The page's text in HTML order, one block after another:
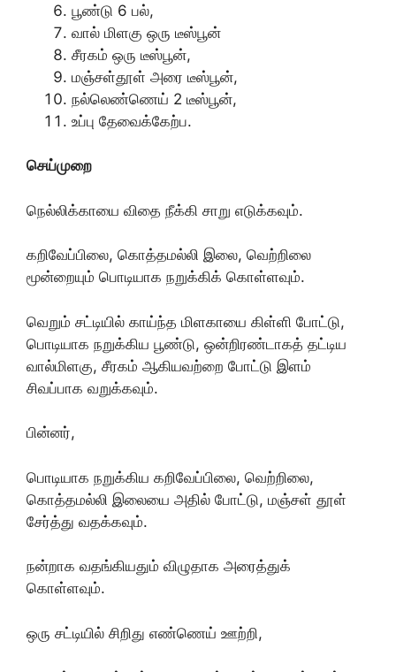
பூண்டு 6 பல்,
வால் மிளகு ஒரு டீஸ்பூன்
சீரகம் ஒரு டீஸ்பூன்,
மஞ்சள்தூள் அரை டீஸ்பூன்,
நல்லெண்ணெய் 2 டீஸ்பூன்,
உப்பு தேவைக்கேற்ப.
செய்முறை
நெல்லிக்காயை விதை நீக்கி சாறு எடுக்கவும்.
கறிவேப்பிலை, கொத்தமல்லி இலை, வெற்றிலை
மூன்றையும் பொடியாக நறுக்கிக் கொள்ளவும்.
வெறும் சட்டியில் காய்ந்த மிளகாயை கிள்ளி போட்டு,
பொடியாக நறுக்கிய பூண்டு, ஒன்றிரண்டாகத் தட்டிய
வால்மிளகு, சீரகம் ஆகியவற்றை போட்டு இளம்
சிவப்பாக வறுக்கவும்.
பின்னர்,
பொடியாக நறுக்கிய கறிவேப்பிலை, வெற்றிலை,
கொத்தமல்லி இலையை அதில் போட்டு, மஞ்சள் தூள்
சேர்த்து வதக்கவும்.
நன்றாக வதங்கியதும் விழுதாக அரைத்துக்
கொள்ளவும்.
ஒரு சட்டியில் சிறிது எண்ணெய் ஊற்றி,